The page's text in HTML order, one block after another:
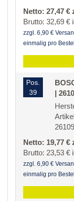
Netto: 27,47 €
Brutto: 32,69 €
zzgl. 6,90 €
einmalig pro
Pos.
39
|
Netto: 19,77 €
Brutto: 23,53 €
zzgl. 6,90 €
einmalig pro